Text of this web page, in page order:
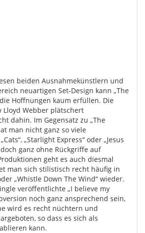
beiden Ausnahmekünstlern und
neuartigen Set-Design kann „The
Hoffnungen kaum erfüllen. Die
Lloyd Webber plätschert
dahin. Im Gegensatz zu „The
man nicht ganz so viele
„Starlight Express“ oder „Jesus
ganz ohne Rückgriffe auf
geht es auch diesmal
man sich stilistisch recht häufig in
„Whistle Down The Wind“ wieder.
veröffentlichte „I believe my
noch ganz ansprechend sein,
wird es recht nüchtern und
so dass es sich als
kann.